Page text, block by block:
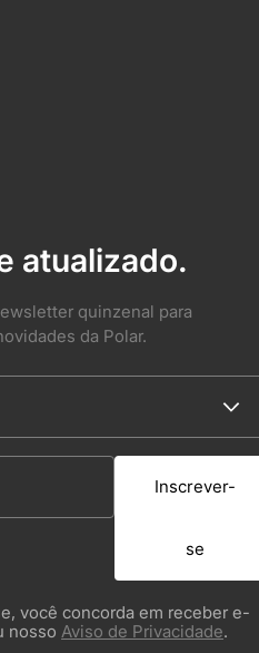
atualizado.
quinzenal para
da Polar.
Inscrever-
se
você concorda em receber e-
nosso Aviso de Privacidade.